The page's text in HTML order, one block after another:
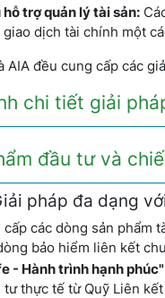
hỗ trợ quản lý tài sản:
giao dịch tài chính một
AIA đều cung cấp các
chi tiết giải
đầu tư và
pháp đa dạng
các dòng sản phẩm
bảo hiểm liên kết
- Hành trình hạnh
tư thực tế từ Quỹ Liên